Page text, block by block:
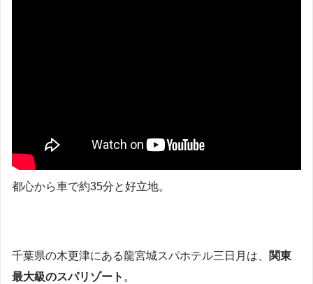
都心から車で約35分と好立地。
千葉県の木更津にある龍宮城スパホテル三日月は、
関東
最大級のスパリゾート 。